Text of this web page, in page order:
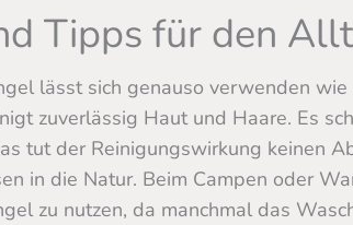
Tipps für den
lässt sich genauso verwenden wie
zuverlässig Haut und Haare. Es
tut der Reinigungswirkung keinen
in die Natur. Beim Campen oder
zu nutzen, da manchmal das